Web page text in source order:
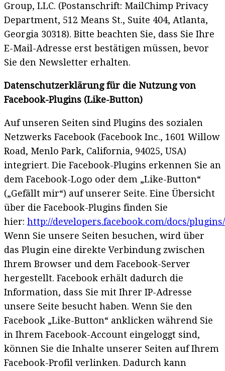
Group, LLC. (Postanschrift: MailChimp Privacy
Department, 512 Means St., Suite 404, Atlanta,
Georgia 30318). Bitte beachten Sie, dass Sie Ihre
E-Mail-Adresse erst bestätigen müssen, bevor
Sie den Newsletter erhalten.
Datenschutzerklärung für die Nutzung von
Facebook-Plugins (Like-Button)
Auf unseren Seiten sind Plugins des sozialen
Netzwerks Facebook (Facebook Inc., 1601 Willow
Road, Menlo Park, California, 94025, USA)
integriert. Die Facebook-Plugins erkennen Sie an
dem Facebook-Logo oder dem „Like-Button“
(„Gefällt mir“) auf unserer Seite. Eine Übersicht
über die Facebook-Plugins finden Sie
hier: http://developers.facebook.com/docs/plugins/
Wenn Sie unsere Seiten besuchen, wird über
das Plugin eine direkte Verbindung zwischen
Ihrem Browser und dem Facebook-Server
hergestellt. Facebook erhält dadurch die
Information, dass Sie mit Ihrer IP-Adresse
unsere Seite besucht haben. Wenn Sie den
Facebook „Like-Button“ anklicken während Sie
in Ihrem Facebook-Account eingeloggt sind,
können Sie die Inhalte unserer Seiten auf Ihrem
Facebook-Profil verlinken. Dadurch kann